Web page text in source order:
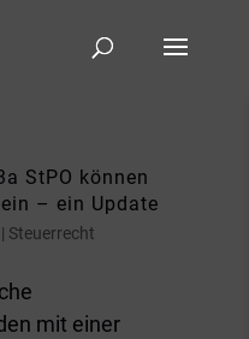
StPO können
– ein Update
Steuerrecht
mit einer